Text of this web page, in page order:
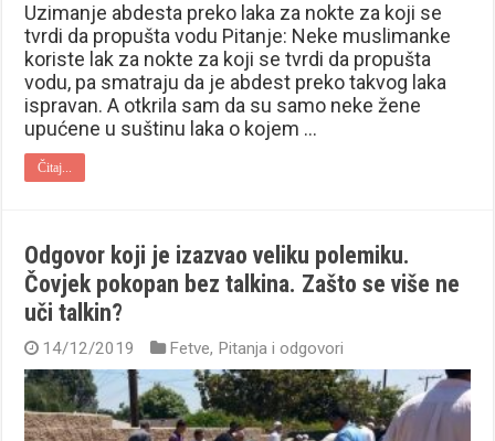
Uzimanje abdesta preko laka za nokte za koji se
tvrdi da propušta vodu Pitanje: Neke muslimanke
koriste lak za nokte za koji se tvrdi da propušta
vodu, pa smatraju da je abdest preko takvog laka
ispravan. A otkrila sam da su samo neke žene
upućene u suštinu laka o kojem …
Čitaj...
Odgovor koji je izazvao veliku polemiku.
Čovjek pokopan bez talkina. Zašto se više ne
uči talkin?
14/12/2019 Fetve, Pitanja i odgovori